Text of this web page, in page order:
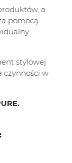
a
pomocą
stylowej
czynności w